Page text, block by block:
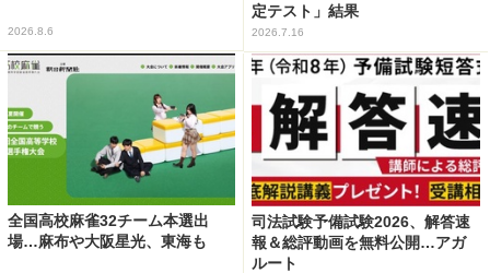
2026.8.6
定テスト」結果
2026.7.16
全国高校麻雀32チーム本選出
場…麻布や大阪星光、東海も
司法試験予備試験2026、解答速
報＆総評動画を無料公開…アガ
ルート